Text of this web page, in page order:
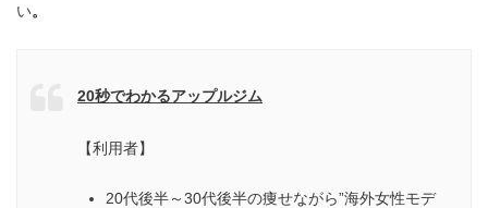
い。
20秒でわかるアップルジム
【利用者】
20代後半～30代後半の痩せながら”海外女性モデ